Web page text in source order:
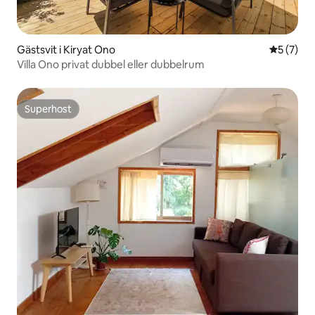
Gästsvit i Kiryat Ono 5 av 5 i
5 (7)
Villa Ono privat dubbel eller dubbelrum
Superhost
Superhost